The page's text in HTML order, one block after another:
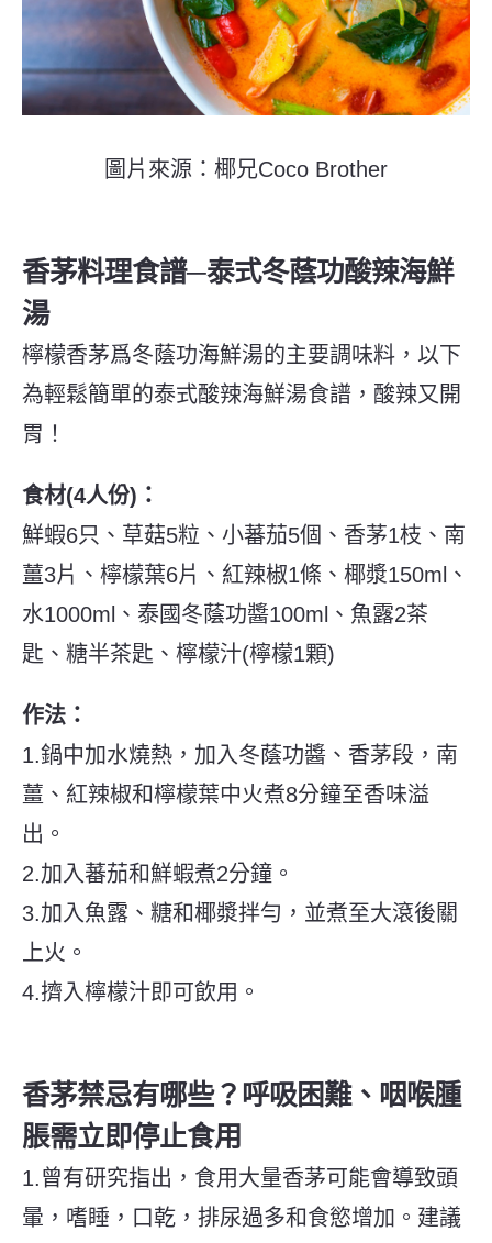
圖片來源：椰兄Coco Brother
香茅料理食譜─泰式冬蔭功酸辣海鮮
湯
檸檬香茅爲冬蔭功海鮮湯的主要調味料，以下
為輕鬆簡單的泰式酸辣海鮮湯食譜，酸辣又開
胃！
食材(4人份)：
鮮蝦6只、草菇5粒、小蕃茄5個、香茅1枝、南
薑3片、檸檬葉6片、紅辣椒1條、椰漿150ml、
水1000ml、泰國冬蔭功醬100ml、魚露2茶
匙、糖半茶匙、檸檬汁(檸檬1顆)
作法：
1.鍋中加水燒熱，加入冬蔭功醬、香茅段，南
薑、紅辣椒和檸檬葉中火煮8分鐘至香味溢
出。
2.加入蕃茄和鮮蝦煮2分鐘。
3.加入魚露、糖和椰漿拌勻，並煮至大滾後關
上火。
4.擠入檸檬汁即可飲用。
香茅禁忌有哪些？呼吸困難、咽喉腫
脹需立即停止食用
1.曾有研究指出，食用大量香茅可能會導致頭
暈，嗜睡，口乾，排尿過多和食慾增加。建議